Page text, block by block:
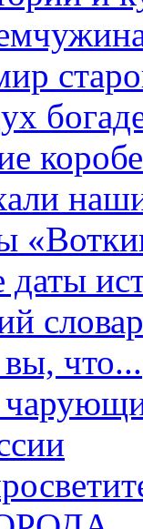
что...